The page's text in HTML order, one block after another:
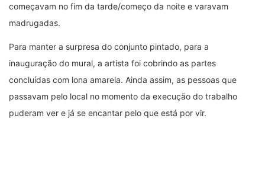
começavam no fim da tarde/começo da noite e varavam
madrugadas.
Para manter a surpresa do conjunto pintado, para a
inauguração do mural, a artista foi cobrindo as partes
concluídas com lona amarela. Ainda assim, as pessoas que
passavam pelo local no momento da execução do trabalho
puderam ver e já se encantar pelo que está por vir.